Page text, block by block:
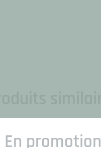
En promotion